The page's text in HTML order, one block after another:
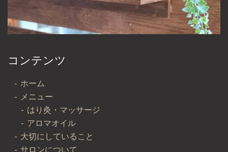
コンテンツ
ホーム
メニュー
はり灸・マッサージ
アロマオイル
大切にしていること
サロンについて